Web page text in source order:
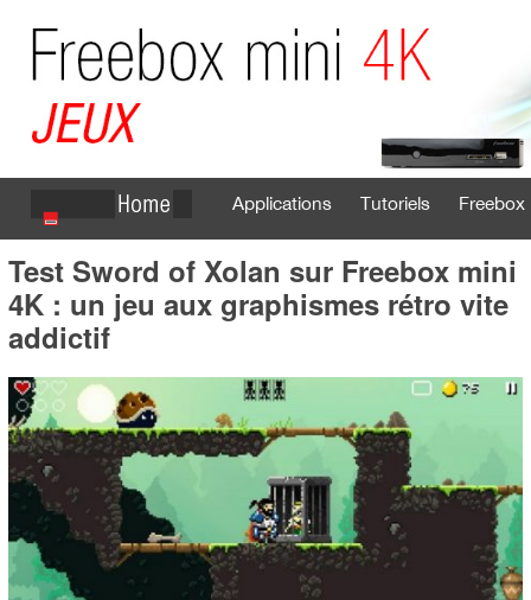
Applications Tutoriels Freebox
Se connecter S'inscrire
Test Sword of Xolan sur Freebox mini
4K : un jeu aux graphismes rétro vite
addictif